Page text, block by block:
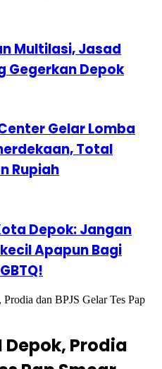
Multilasi, Jasad
Gegerkan Depok
Gelar Lomba
Total
Rupiah
Depok: Jangan
Apapun Bagi
dan BPJS Gelar Tes Pap
Depok, Prodia